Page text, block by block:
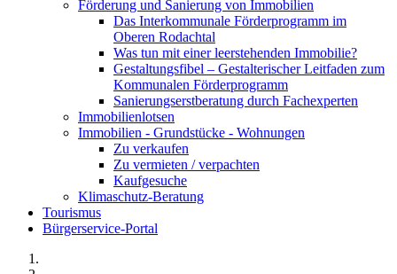
Förderung und Sanierung von Immobilien
Das Interkommunale Förderprogramm im
Oberen Rodachtal
Was tun mit einer leerstehenden Immobilie?
Gestaltungsfibel – Gestalterischer Leitfaden zum
Kommunalen Förderprogramm
Sanierungserstberatung durch Fachexperten
Immobilienlotsen
Immobilien - Grundstücke - Wohnungen
Zu verkaufen
Zu vermieten / verpachten
Kaufgesuche
Klimaschutz-Beratung
Tourismus
Bürgerservice-Portal